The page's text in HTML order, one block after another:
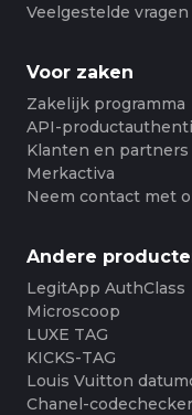
Veelgestelde vragen
Voor zaken
Zakelijk programma
API-
Klanten en partners
Merkactiva
Neem contact met
Andere
LegitApp AuthClass
Microscoop
LUXE TAG
KICKS-TAG
Louis Vuitton
Chanel-codechecker